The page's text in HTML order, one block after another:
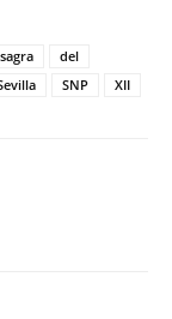
del
SNP XII